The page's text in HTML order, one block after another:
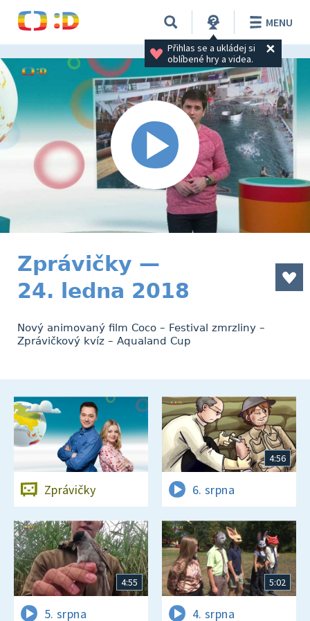
Přihlas se a ukládej si
oblíbené hry a videa.
MENU
Zprávičky —
24. ledna 2018
Nový animovaný film Coco – Festival zmrzliny –
Zprávičkový kvíz – Aqualand Cup
Zprávičky
4:56
6. srpna
4:55
5. srpna
5:02
4. srpna